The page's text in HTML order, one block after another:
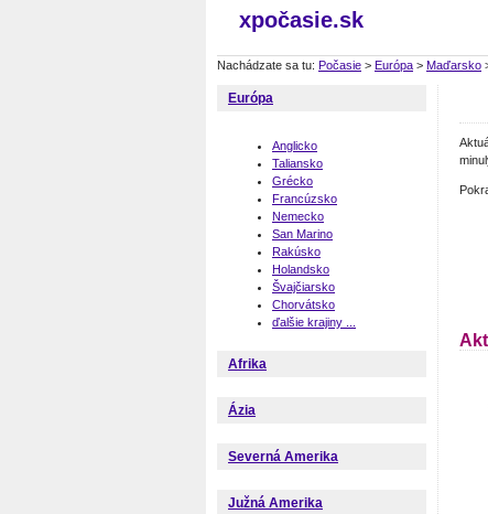
xpočasie.sk
Nachádzate sa tu: Počasie > Európa > Maďarsko
Európa
Anglicko
Taliansko
Grécko
Francúzsko
Nemecko
San Marino
Rakúsko
Holandsko
Švajčiarsko
Chorvátsko
ďalšie krajiny ...
Afrika
Ázia
Severná Amerika
Južná Amerika